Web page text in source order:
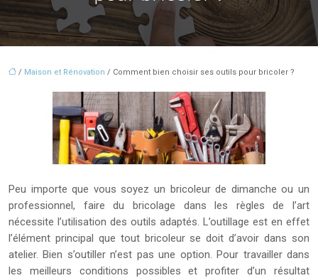
/ Maison et Rénovation / Comment bien choisir ses outils pour bricoler ?
Peu importe que vous soyez un bricoleur de dimanche ou un
professionnel, faire du bricolage dans les règles de l’art
nécessite l’utilisation des outils adaptés. L’outillage est en effet
l’élément principal que tout bricoleur se doit d’avoir dans son
atelier. Bien s’outiller n’est pas une option. Pour travailler dans
les meilleurs conditions possibles et profiter d’un résultat